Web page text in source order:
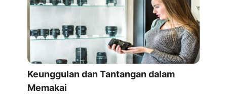
Keunggulan dan Tantangan dalam
Memakai